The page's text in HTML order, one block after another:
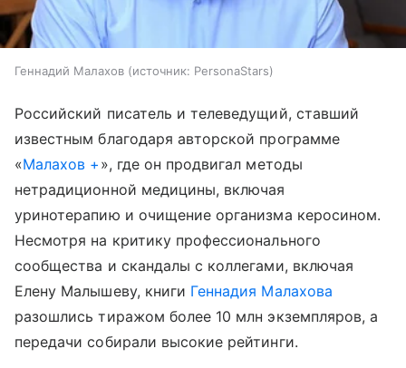
Геннадий Малахов источник: PersonaStars
Российский писатель и телеведущий, ставший
известным благодаря авторской программе
«Малахов + », где он продвигал методы
нетрадиционной медицины, включая
уринотерапию и очищение организма керосином.
Несмотря на критику профессионального
сообщества и скандалы с коллегами, включая
Елену Малышеву, книги Геннадия Малахова
разошлись тиражом более 10 млн экземпляров, а
передачи собирали высокие рейтинги.